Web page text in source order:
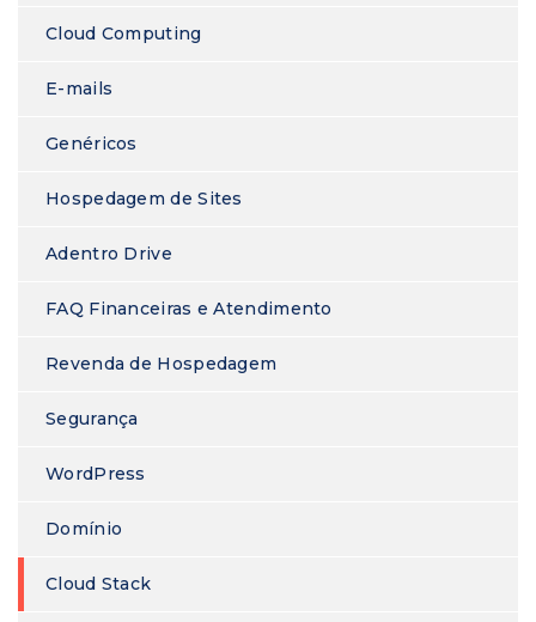
Cloud Computing
E-mails
Genéricos
Hospedagem de Sites
Adentro Drive
FAQ Financeiras e Atendimento
Revenda de Hospedagem
Segurança
WordPress
Domínio
Cloud Stack